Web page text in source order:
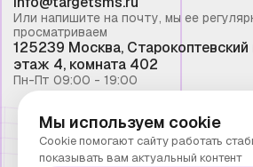
Или напишите на почту, мы ее
просматриваем
125239 Москва, Старокоптевский
этаж 4, комната 402
Пн-Пт 09:00 - 19:00
Смс рассылка
Запрещено копирование
Мы используем cookie
Cookie помогают сайту работать
показывать вам актуальный контент